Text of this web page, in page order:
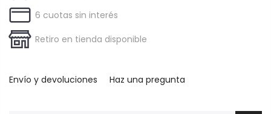
6 cuotas sin interés
Retiro en tienda disponible
Envío y devoluciones Haz una pregunta